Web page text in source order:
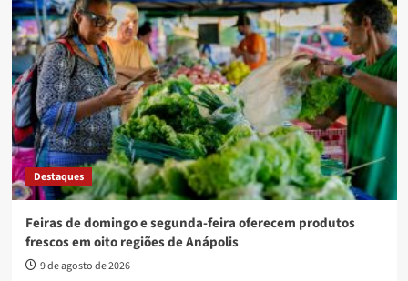
Destaques
Feiras de domingo e segunda-feira oferecem produtos
frescos em oito regiões de Anápolis
9 de agosto de 2026